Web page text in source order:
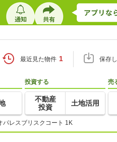
最近見た物件 1 保存
投資する
不動産
投資
土地活用
売
パレスブリスクコート 1K